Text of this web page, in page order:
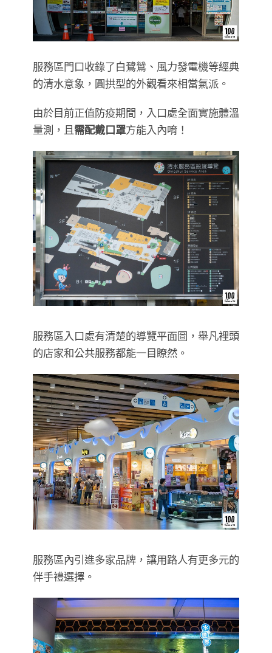
服務區門口收錄了白鷺鷥、風力發電機等經典
的清水意象，圓拱型的外觀看來相當氣派。
由於目前正值防疫期間，入口處全面實施體溫
量測，且 需配戴口罩方能入內唷！
服務區入口處有清楚的導覽平面圖，舉凡裡頭
的店家和公共服務都能一目瞭然。
服務區內引進多家品牌，讓用路人有更多元的
伴手禮選擇。